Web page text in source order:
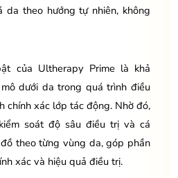
da theo hướng tự nhiên, không
của Ultherapy Prime là khả
dưới da trong quá trình điều
chính xác lớp tác động. Nhờ đó,
soát độ sâu điều trị và cá
theo từng vùng da, góp phần
xác và hiệu quả điều trị.